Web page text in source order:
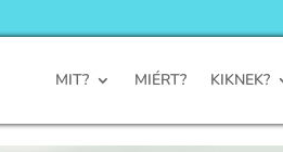
MIT? MIÉRT? KIKNEK?